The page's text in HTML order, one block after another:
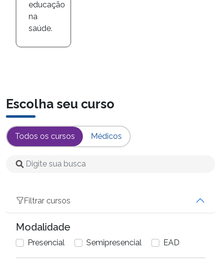
educação
na
saúde.
Escolha seu curso
Todos os cursos Médicos
Filtrar cursos
Modalidade
Presencial Semipresencial EAD